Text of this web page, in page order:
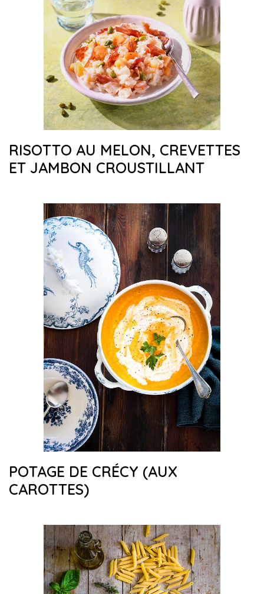
RISOTTO AU MELON, CREVETTES
ET JAMBON CROUSTILLANT
POTAGE DE CRÉCY (AUX
CAROTTES)